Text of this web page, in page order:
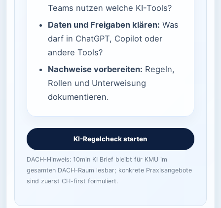
Teams nutzen welche KI-Tools?
Daten und Freigaben klären: Was
darf in ChatGPT, Copilot oder
andere Tools?
Nachweise vorbereiten: Regeln,
Rollen und Unterweisung
dokumentieren.
KI-Regelcheck starten
DACH-Hinweis: 10min KI Brief bleibt für KMU im
gesamten DACH-Raum lesbar; konkrete Praxisangebote
sind zuerst CH-first formuliert.